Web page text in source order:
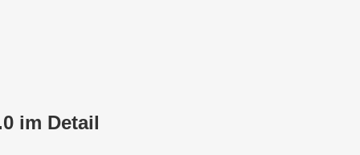
im Detail